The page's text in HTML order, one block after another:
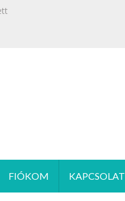
OLÍVA
FIÓKOM KAPCSOLAT